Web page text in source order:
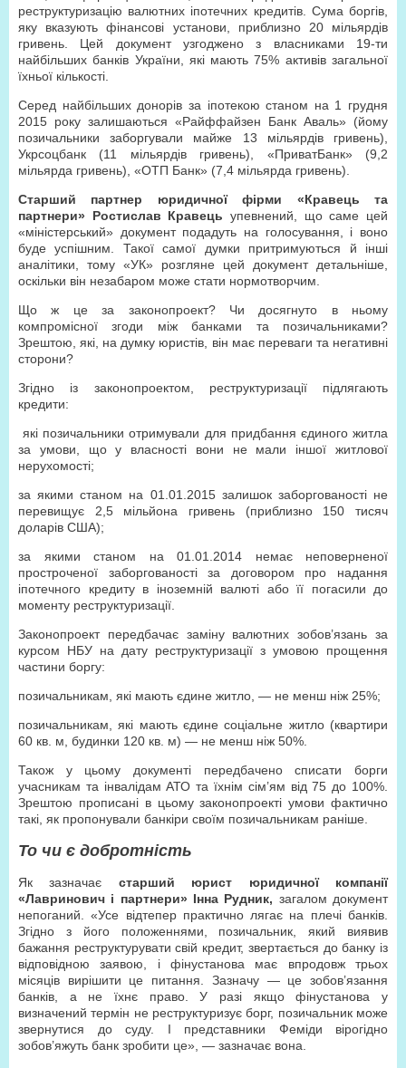
реструктуризацію валютних іпотечних кредитів. Сума боргів,
яку вказують фінансові установи, приблизно 20 мільярдів
гривень. Цей документ узгоджено з власниками 19-ти
найбільших банків України, які мають 75% активів загальної
їхньої кількості.
Серед найбільших донорів за іпотекою станом на 1 грудня
2015 року залишаються «Райффайзен Банк Аваль» (йому
позичальники заборгували майже 13 мільярдів гривень),
Укрсоцбанк (11 мільярдів гривень), «ПриватБанк» (9,2
мільярда гривень), «ОТП Банк» (7,4 мільярда гривень).
Старший партнер юридичної фірми «Кравець та
партнери» Ростислав Кравець упевнений, що саме цей
«міністерський» документ подадуть на голосування, і воно
буде успішним. Такої самої думки притримуються й інші
аналітики, тому «УК» розгляне цей документ детальніше,
оскільки він незабаром може стати нормотворчим.
Що ж це за законопроект? Чи досягнуто в ньому
компромісної згоди між банками та позичальниками?
Зрештою, які, на думку юристів, він має переваги та негативні
сторони?
Згідно із законопроектом, реструктуризації підлягають
кредити:
які позичальники отримували для придбання єдиного житла
за умови, що у власності вони не мали іншої житлової
нерухомості;
за якими станом на 01.01.2015 залишок заборгованості не
перевищує 2,5 мільйона гривень (приблизно 150 тисяч
доларів США);
за якими станом на 01.01.2014 немає неповерненої
простроченої заборгованості за договором про надання
іпотечного кредиту в іноземній валюті або її погасили до
моменту реструктуризації.
Законопроект передбачає заміну валютних зобов’язань за
курсом НБУ на дату реструктуризації з умовою прощення
частини боргу:
позичальникам, які мають єдине житло, — не менш ніж 25%;
позичальникам, які мають єдине соціальне житло (квартири
60 кв. м, будинки 120 кв. м) — не менш ніж 50%.
Також у цьому документі передбачено списати борги
учасникам та інвалідам АТО та їхнім сім’ям від 75 до 100%.
Зрештою прописані в цьому законопроекті умови фактично
такі, як пропонували банкіри своїм позичальникам раніше.
То чи є добротність
Як зазначає старший юрист юридичної компанії
«Лавринович і партнери» Інна Рудник, загалом документ
непоганий. «Усе відтепер практично лягає на плечі банків.
Згідно з його положеннями, позичальник, який виявив
бажання реструктурувати свій кредит, звертається до банку із
відповідною заявою, і фінустанова має впродовж трьох
місяців вирішити це питання. Зазначу — це зобов’язання
банків, а не їхнє право. У разі якщо фінустанова у
визначений термін не реструктуризує борг, позичальник може
звернутися до суду. І представники Феміди вірогідно
зобов’яжуть банк зробити це», — зазначає вона.